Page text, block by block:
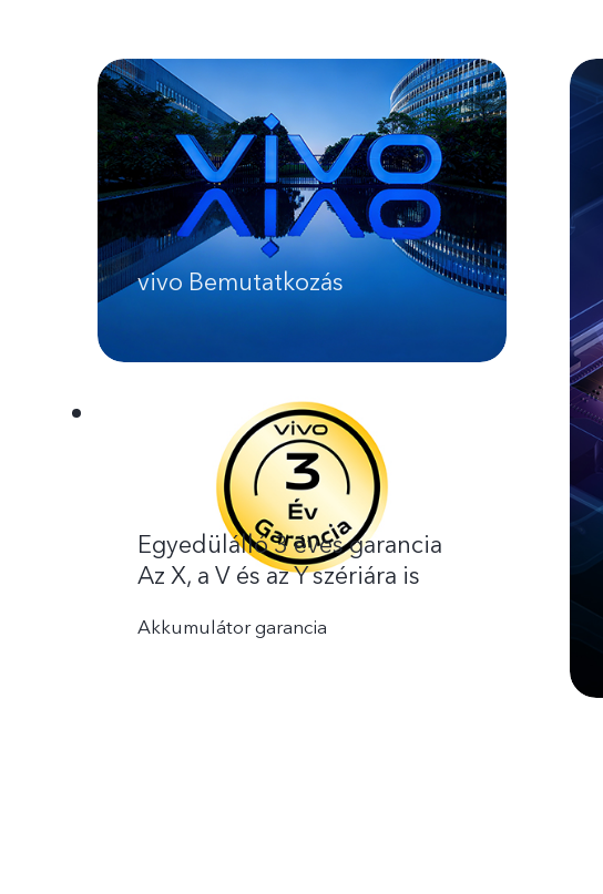
vivo Bemutatkozás
Egyedülálló 3 éves garancia
Az X, a V és az Y szériára is
Akkumulátor garancia